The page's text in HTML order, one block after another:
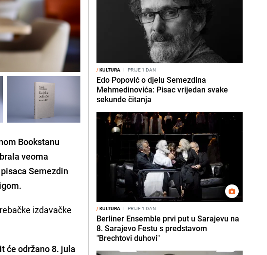
Bookstanu
veoma
Semezdin
izdavačke
će održano 8. jula
/KULTURA I PRIJE 1 DAN
Edo Popović o djelu Semezdina
Mehmedinovića: Pisac vrijedan svake
sekunde čitanja
/KULTURA I PRIJE 1 DAN
Berliner Ensemble prvi put u Sarajevu na
8. Sarajevo Festu s predstavom
"Brechtovi duhovi"